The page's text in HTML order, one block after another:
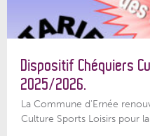
Dispositif Chéquiers
2025/2026.
La Commune d'Ernée
Culture Sports Loisirs pour